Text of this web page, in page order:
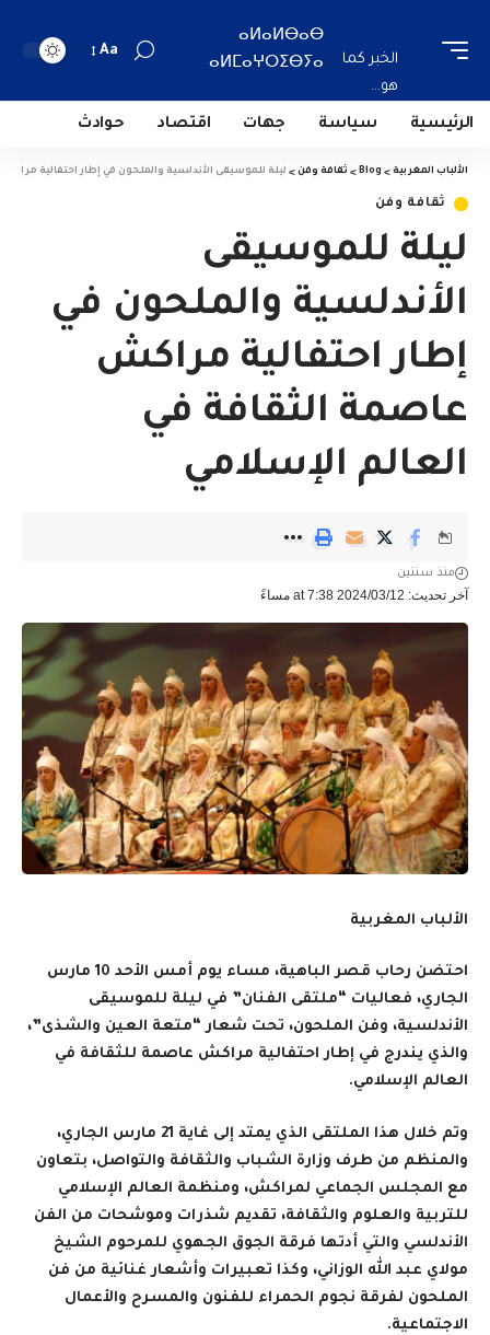
الخبر كما
هو...
ⴰⵍⴰⵍⴱⴰⴱ
ⴰⵍⵎⴰⵖⵔⵉⴱⵢⴰ
Aa
الرئيسية سياسة جهات اقتصاد حوادث
الألباب المغربية >
Blog
> ثقافة وفن > ليلة للموسيقى الأندلسية والملحون في إطار احتفالية
ثقافة وفن
ليلة للموسيقى
الأندلسية والملحون في
إطار احتفالية مراكش
عاصمة الثقافة في
العالم الإسلامي
آخر تحديث: 2024/03/12 at 7:38 مساءً
منذ سنتين
الألباب المغربية
احتضن رحاب قصر الباهية، مساء يوم أمس الأحد 10 مارس
الجاري، فعاليات “ملتقى الفنان” في ليلة للموسيقى
الأندلسية، وفن الملحون، تحت شعار “متعة العين والشذى”،
والذي يندرج في إطار احتفالية مراكش عاصمة للثقافة في
العالم الإسلامي.
وتم خلال هذا الملتقى الذي يمتد إلى غاية 21 مارس الجاري،
والمنظم من طرف وزارة الشباب والثقافة والتواصل، بتعاون
مع المجلس الجماعي لمراكش، ومنظمة العالم الإسلامي
للتربية والعلوم والثقافة، تقديم شذرات وموشحات من الفن
الأندلسي والتي أدتها فرقة الجوق الجهوي للمرحوم الشيخ
مولاي عبد الله الوزاني، وكذا تعبيرات وأشعار غنائية من فن
الملحون لفرقة نجوم الحمراء للفنون والمسرح والأعمال
الاجتماعية.